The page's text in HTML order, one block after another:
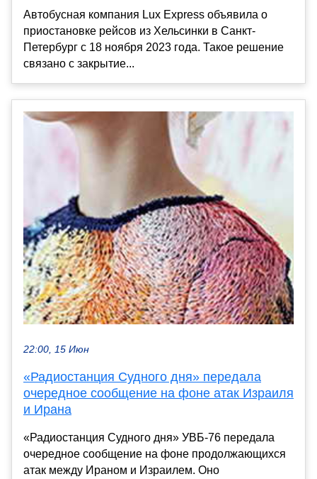
Автобусная компания Lux Express объявила о
приостановке рейсов из Хельсинки в Санкт-
Петербург с 18 ноября 2023 года. Такое решение
связано с закрытие...
22:00, 15 Июн
«Радиостанция Судного дня» передала
очередное сообщение на фоне атак Израиля
и Ирана
«Радиостанция Судного дня» УВБ-76 передала
очередное сообщение на фоне продолжающихся
атак между Ираном и Израилем. Оно